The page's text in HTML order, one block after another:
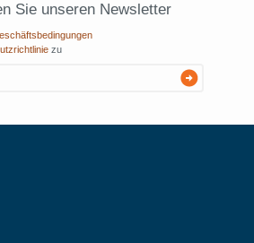
Sie unseren Newsletter
zu